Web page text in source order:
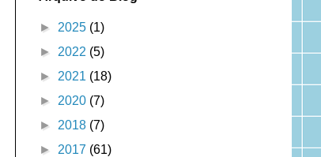
► 2025 (1)
► 2022 (5)
► 2021 (18)
► 2020 (7)
► 2018 (7)
► 2017 (61)